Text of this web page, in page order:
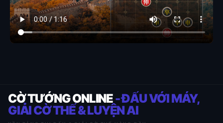
CỜ TƯỚNG ONLINE- ĐẤU VỚI MÁY,
GIẢI CỜ THẾ & LUYỆN AI